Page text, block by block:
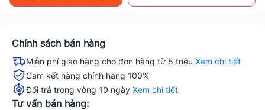
Chính sách bán hàng
Miễn phí giao hàng cho đơn hàng từ 5 triệu Xem chi tiết
Cam kết hàng chính hãng 100%
Đổi trả trong vòng 10 ngày Xem chi tiết
Tư vấn bán hàng: